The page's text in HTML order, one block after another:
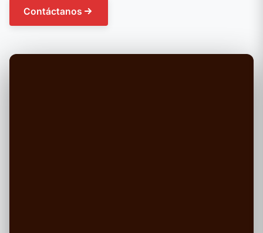
Contáctanos